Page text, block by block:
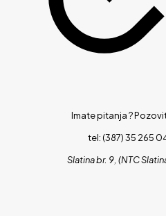
Imate pitanja ?
tel: (387) 35 265
Slatina br. 9, (NTC